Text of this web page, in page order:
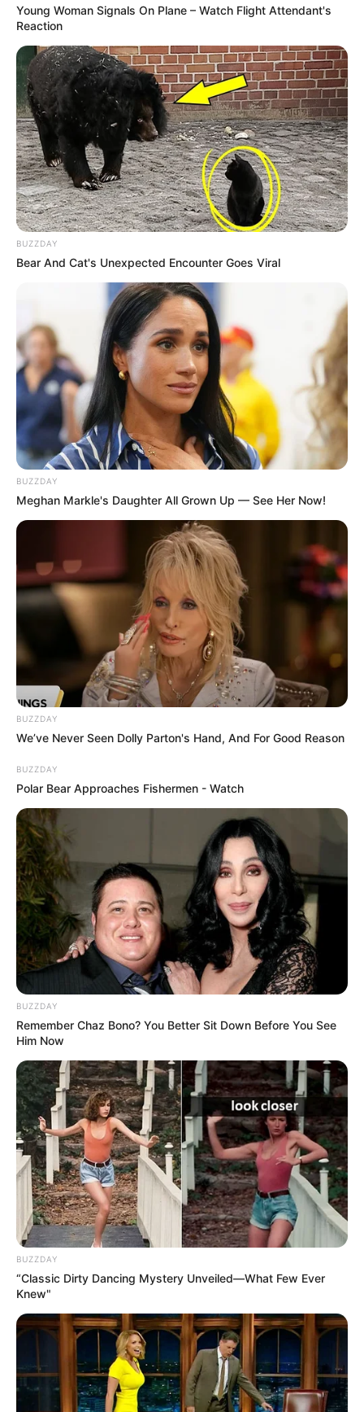
Young Woman Signals On Plane – Watch Flight Attendant's
Reaction
BUZZDAY
Bear And Cat's Unexpected Encounter Goes Viral
BUZZDAY
Meghan Markle's Daughter All Grown Up — See Her Now!
BUZZDAY
We’ve Never Seen Dolly Parton's Hand, And For Good Reason
BUZZDAY
Polar Bear Approaches Fishermen - Watch
BUZZDAY
Remember Chaz Bono? You Better Sit Down Before You See
Him Now
BUZZDAY
“Classic Dirty Dancing Mystery Unveiled—What Few Ever
Knew"